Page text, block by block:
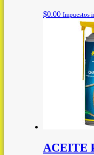
$0.00 Impuestos
ACEITE